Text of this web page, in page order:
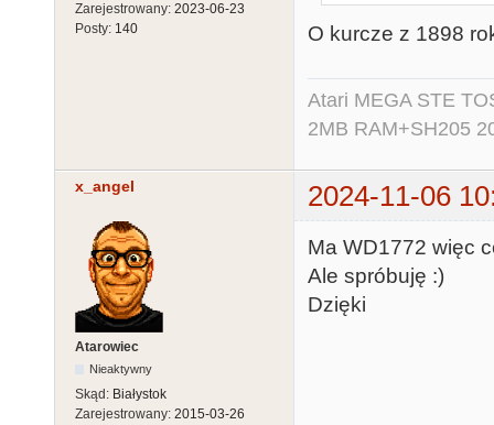
Zarejestrowany: 2023-06-23
Posty: 140 O kurcze z 1898
Atari MEGA STE
2MB RAM+SH205
x_angel 2024-11-06
Atarowiec
Nieaktywny
Skąd: Białystok
Zarejestrowany: 2015-03-26
Ma WD1772 więc
Ale spróbuję :)
Dzięki